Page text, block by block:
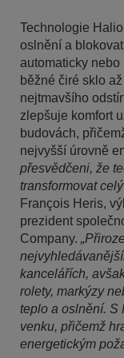
Technologie
oslnění a
automaticky
běžné čiré sklo
nejtmavšího
zlepšuje komfort
budovách,
nejvyšší úrovně
přesvědčeni, že
transformovat
François Heris,
prezident
Company.
kancelářích,
rolety, markýzy
teplo a oslnění. S
venku, přičemž
energetickým